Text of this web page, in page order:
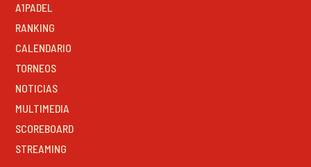
A1PADEL
RANKING
CALENDARIO
TORNEOS
NOTICIAS
MULTIMEDIA
SCOREBOARD
STREAMING